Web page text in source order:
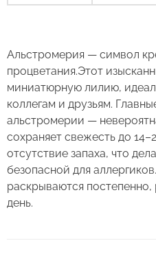
Альстромерия — символ
процветания.Этот
миниатюрную лилию,
коллегам и друзьям.
альстромерии —
сохраняет свежесть до
отсутствие запаха, что
безопасной для
раскрываются
день.
Есть несколько
в Вашем букете или
свежесть как можно
Правила ухода за
1. Переносите букеты в
бумаге.